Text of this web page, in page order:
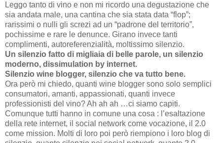
Leggo tanto di vino e non mi ricordo una degustazione che
sia andata male, una cantina che sia stata data “flop”;
rarissimi o nulli gli screzi ad un “padrone del territorio”,
pochissime e rare le denunce. Girano invece tanti
complimenti, autoreferenzialità, moltissimo silenzio.
Un silenzio fatto di migliaia di belle parole, un silenzio
moderno, dissimulation by internet.
Silenzio wine blogger, silenzio che va tutto bene.
Ora però mi chiedo, quanti wine blogger sono solo semplici
consumatori, amanti, appassionati, quanti invece
professionisti del vino? Ah ah ah …ci siamo capiti.
Comunque tutti hanno in comune una cosa : l’esaltazione
della rete internet, il social network come vocazione, il 2.0
come mission. Molti di loro poi però riempiono i loro blog di